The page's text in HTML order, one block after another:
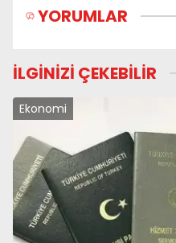
YORUMLAR
İLGİNİZİ ÇEKEBİLİR
Ekonomi